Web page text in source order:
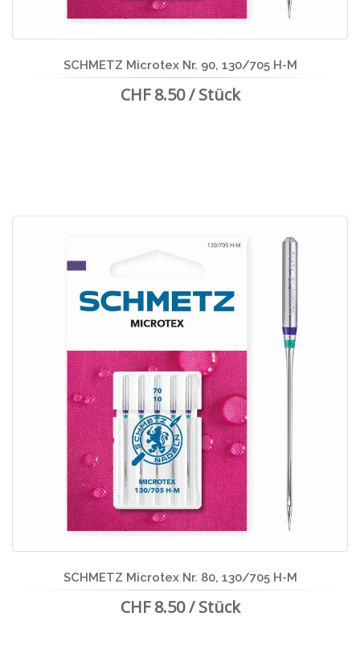
SCHMETZ Microtex Nr. 90, 130/705 H-M
CHF 8.50 / Stück
SCHMETZ Microtex Nr. 80, 130/705 H-M
CHF 8.50 / Stück